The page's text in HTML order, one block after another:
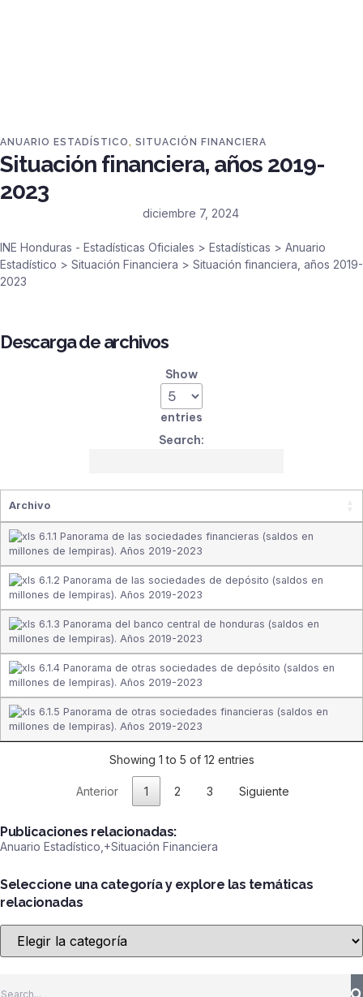
ANUARIO ESTADÍSTICO, SITUACIÓN FINANCIERA
Situación financiera, años 2019-
2023
diciembre 7, 2024
INE Honduras - Estadísticas Oficiales > Estadísticas > Anuario
Estadístico > Situación Financiera > Situación financiera, años 2019-
2023
Descarga de archivos
Show
entries
Search:
Archivo
6.1.1 Panorama de las sociedades financieras (saldos en
millones de lempiras). Años 2019-2023
6.1.2 Panorama de las sociedades de depósito (saldos en
millones de lempiras). Años 2019-2023
6.1.3 Panorama del banco central de honduras (saldos en
millones de lempiras). Años 2019-2023
6.1.4 Panorama de otras sociedades de depósito (saldos en
millones de lempiras). Años 2019-2023
6.1.5 Panorama de otras sociedades financieras (saldos en
millones de lempiras). Años 2019-2023
Showing 1 to 5 of 12 entries
Anterior 1 2 3 Siguiente
Publicaciones relacionadas:
Anuario Estadístico ,+Situación Financiera
Seleccione una categoría y explore las temáticas
relacionadas